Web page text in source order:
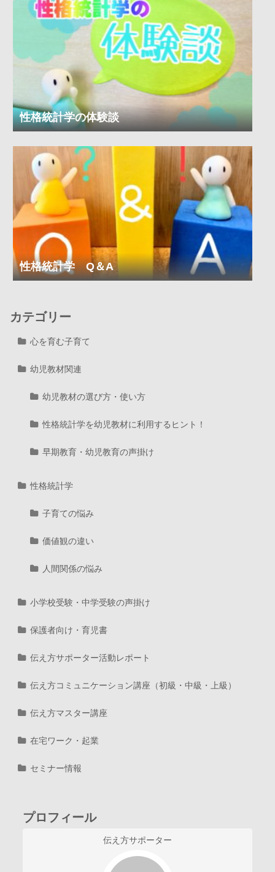
性格統計学の体験談
性格統計学 Q＆A
カテゴリー
心を育む子育て
幼児教材関連
幼児教材の選び方・使い方
性格統計学を幼児教材に利用するヒント！
早期教育・幼児教育の声掛け
性格統計学
子育ての悩み
価値観の違い
人間関係の悩み
小学校受験・中学受験の声掛け
保護者向け・育児書
伝え方サポーター活動レポート
伝え方コミュニケーション講座（初級・中級・上級）
伝え方マスター講座
在宅ワーク・起業
セミナー情報
プロフィール
伝え方サポーター